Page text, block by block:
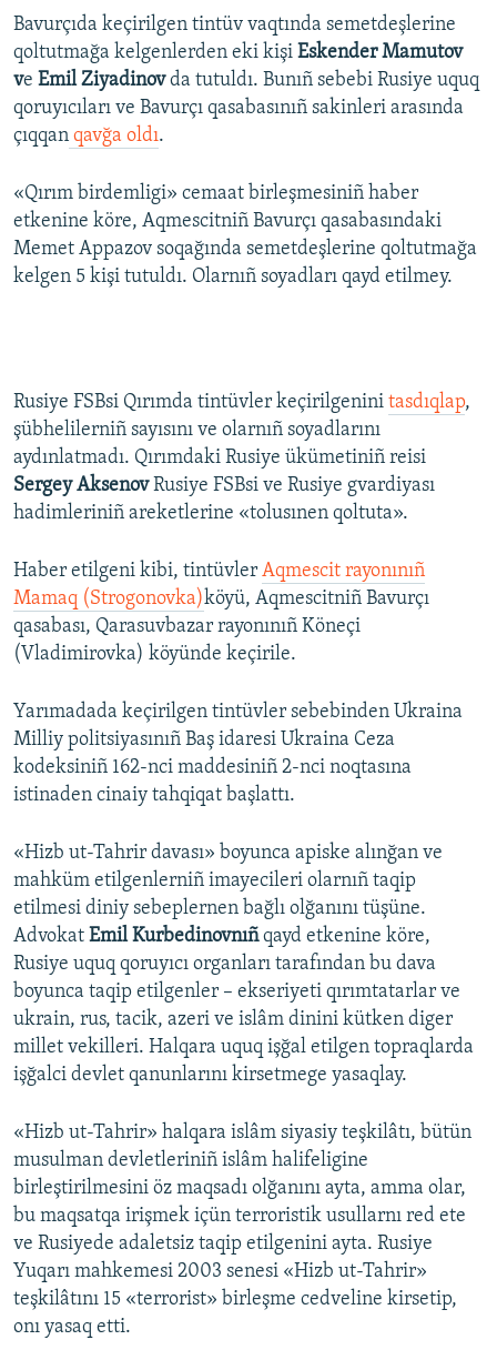
Bavurçıda keçirilgen tintüv vaqtında semetdeşlerine
qoltutmağa kelgenlerden eki kişi Eskender Mamutov
ve Emil Ziyadinovda tutuldı. Bunıñ sebebi Rusiye uquq
qoruyıcıları ve Bavurçı qasabasınıñ sakinleri arasında
çıqqan qavğa oldı.
«Qırım birdemligi» cemaat birleşmesiniñ haber
etkenine köre, Aqmescitniñ Bavurçı qasabasındaki
Memet Appazov soqağında semetdeşlerine qoltutmağa
kelgen 5 kişi tutuldı. Olarnıñ soyadları qayd etilmey.
Rusiye FSBsi Qırımda tintüvler keçirilgenini tasdıqlap,
şübhelilerniñ sayısını ve olarnıñ soyadlarını
aydınlatmadı. Qırımdaki Rusiye ükümetiniñ reisi
Sergey AksenovRusiye FSBsi ve Rusiye gvardiyası
hadimleriniñ areketlerine «tolusınen qoltuta».
Haber etilgeni kibi, tintüvler Aqmescit rayonınıñ
Mamaq (Strogonovka)köyü, Aqmescitniñ Bavurçı
qasabası, Qarasuvbazar rayonınıñ Köneçi
(Vladimirovka) köyünde keçirile.
Yarımadada keçirilgen tintüvler sebebinden Ukraina
Milliy politsiyasınıñ Baş idaresi Ukraina Ceza
kodeksiniñ 162-nci maddesiniñ 2-nci noqtasına
istinaden cinaiy tahqiqat başlattı.
«Hizb ut-Tahrir davası» boyunca apiske alınğan ve
mahküm etilgenlerniñ imayecileri olarnıñ taqip
etilmesi diniy sebeplernen bağlı olğanını tüşüne.
Advokat Emil Kurbedinovnıñqayd etkenine köre,
Rusiye uquq qoruyıcı organları tarafından bu dava
boyunca taqip etilgenler – ekseriyeti qırımtatarlar ve
ukrain, rus, tacik, azeri ve islâm dinini kütken diger
millet vekilleri. Halqara uquq işğal etilgen topraqlarda
işğalci devlet qanunlarını kirsetmege yasaqlay.
«Hizb ut-Tahrir» halqara islâm siyasiy teşkilâtı, bütün
musulman devletleriniñ islâm halifeligine
birleştirilmesini öz maqsadı olğanını ayta, amma olar,
bu maqsatqa irişmek içün terroristik usullarnı red ete
ve Rusiyede adaletsiz taqip etilgenini ayta. Rusiye
Yuqarı mahkemesi 2003 senesi «Hizb ut-Tahrir»
teşkilâtını 15 «terrorist» birleşme cedveline kirsetip,
onı yasaq etti.